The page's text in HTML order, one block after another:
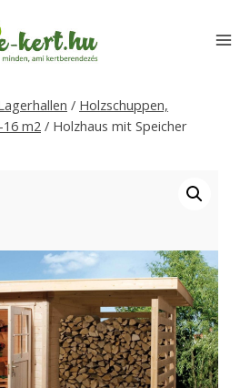
/ Holzschuppen,
m2 / Holzhaus mit Speicher